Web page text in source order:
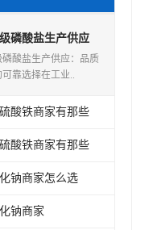
磷酸盐生产供应
酸盐生产供应：品质
靠选择在工业..
酸铁商家有那些
酸铁商家有那些
钠商家怎么选
钠商家